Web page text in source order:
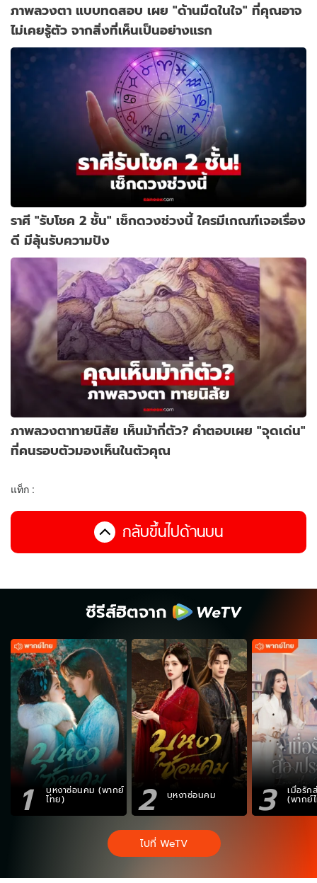
ภาพลวงตา แบบทดสอบ เผย "ด้านมืดในใจ" ที่คุณอาจ
ไม่เคยรู้ตัว จากสิ่งที่เห็นเป็นอย่างแรก
ราศี "รับโชค 2 ชั้น" เช็กดวงช่วงนี้ ใครมีเกณฑ์เจอเรื่อง
ดี มีลุ้นรับความปัง
ภาพลวงตาทายนิสัย เห็นม้ากี่ตัว? คำตอบเผย "จุดเด่น"
ที่คนรอบตัวมองเห็นในตัวคุณ
แท็ก :
กลับขึ้นไปด้านบน
ซีรีส์ฮิตจาก
1 บุหงาซ่อนคม (พากย์
ไทย) 2 บุหงาซ่อนคม 3 เมื่อรัก
(พากย์
ไปที่ WeTV